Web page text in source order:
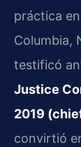
práctica
Columbia,
testificó
Justice
2019
convirtió